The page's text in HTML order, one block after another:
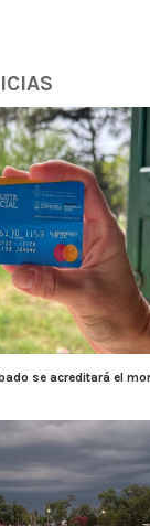
se acreditará el